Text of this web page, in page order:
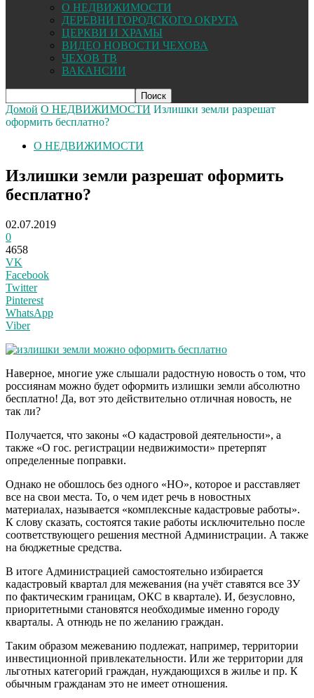
О НЕДВИЖИМОСТИ
ДЕРЕВНИ ГОРОДСКОГО ОКРУГА
ЦЕРКВИ И ХРАМЫ
ВИДЕО НОВОСТИ ЧЕХОВА
ЧЕХОВ ТВ
ВАКАНСИИ
Домой О НЕДВИЖИМОСТИ Излишки земли разрешат
оформить бесплатно?
О НЕДВИЖИМОСТИ
Излишки земли разрешат оформить
бесплатно?
02.07.2019
0
4658
VK
Facebook
Twitter
Pinterest
WhatsApp
Viber
Наверное, многие уже слышали радостную новость о том, что
россиянам можно будет оформить излишки земли абсолютно
бесплатно! Да, вот это действительно отличная новость, не
так ли?
Получается, что законы «О кадастровой деятельности», а
также «О гос. регистрации недвижимости» претерпят
определенные поправки.
Однако не обошлось без одного «НО», которое и расставляет
все на свои места. То, о чем идет речь в новостных
материалах, называется «комплексные кадастровые работы».
К слову сказать, состоятся такие работы исключительно после
соответствующего решения местной Администрации. А также
на бюджетные средства.
В итоге Администрацией самостоятельно избирается
кадастровый квартал для межевания (на учёт ставятся все ЗУ
по фактическим границам, ОКС в квартале). И, безусловно,
приоритетными становятся необходимые именно городу
кварталы. А отнюдь не по желанию граждан.
Таким образом межеванию подлежат, например, территории
инвестиционной привлекательности. Или же территории для
льготных категорий граждан, нуждающихся в жилье и пр. К
обычным гражданам это не имеет отношения.